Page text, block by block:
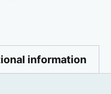
information